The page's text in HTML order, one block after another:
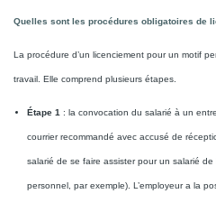
Quelles sont les procédures obligatoires de
La procédure d’un licenciement pour un motif
travail. Elle comprend plusieurs étapes.
Étape 1 : la convocation du salarié à un
courrier recommandé avec accusé de
salarié de se faire assister pour un salarié de
personnel, par exemple). L’employeur a la